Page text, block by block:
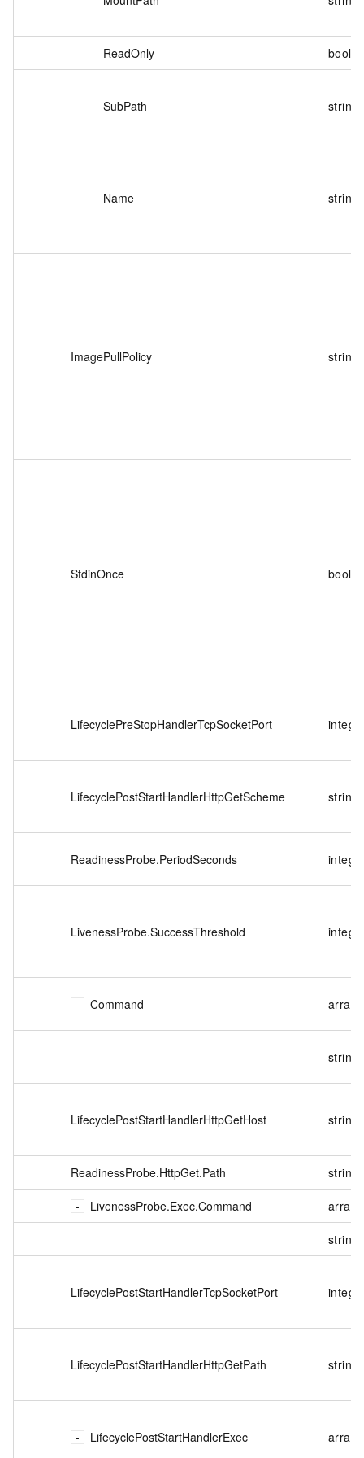
ReadOnly
SubPath string
Name string
ImagePullPolicy string
StdinOnce
LifecyclePreStopHandlerTcpSocketPort
LifecyclePostStartHandlerHttpGetScheme string
ReadinessProbe.PeriodSeconds
LivenessProbe.SuccessThreshold
Command array
string
LifecyclePostStartHandlerHttpGetHost string
ReadinessProbe.HttpGet.Path string
LivenessProbe.Exec.Command array
string
LifecyclePostStartHandlerTcpSocketPort
LifecyclePostStartHandlerHttpGetPath string
LifecyclePostStartHandlerExec array